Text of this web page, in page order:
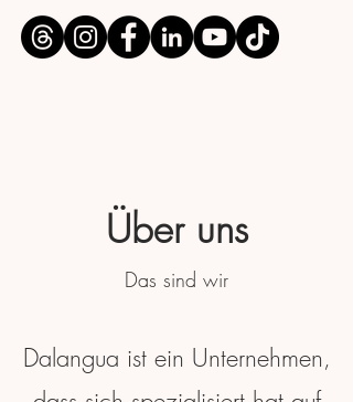
Über uns
Das sind wir
Dalangua ist ein Unternehmen,